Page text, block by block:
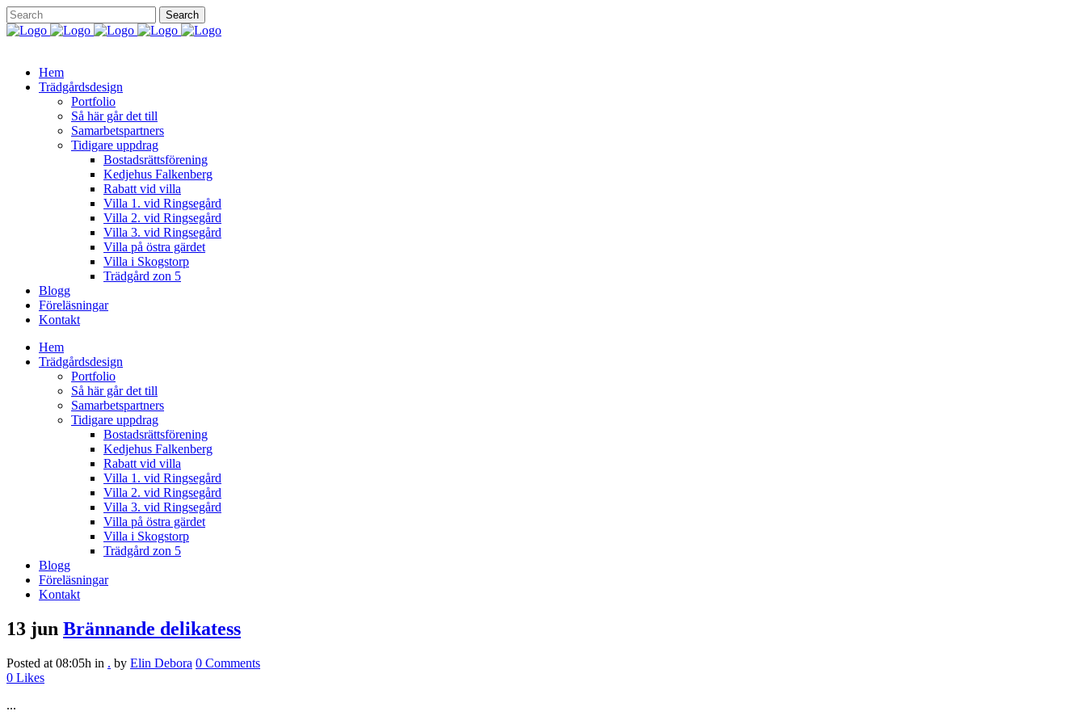
Hem
Trädgårdsdesign
Portfolio
Så här går det till
Samarbetspartners
Tidigare uppdrag
Bostadsrättsförening
Kedjehus Falkenberg
Rabatt vid villa
Villa 1. vid Ringsegård
Villa 2. vid Ringsegård
Villa 3. vid Ringsegård
Villa på östra gärdet
Villa i Skogstorp
Trädgård zon 5
Blogg
Föreläsningar
Kontakt
Hem
Trädgårdsdesign
Portfolio
Så här går det till
Samarbetspartners
Tidigare uppdrag
Bostadsrättsförening
Kedjehus Falkenberg
Rabatt vid villa
Villa 1. vid Ringsegård
Villa 2. vid Ringsegård
Villa 3. vid Ringsegård
Villa på östra gärdet
Villa i Skogstorp
Trädgård zon 5
Blogg
Föreläsningar
Kontakt
13 jun Brännande delikatess
Posted at 08:05h in . by Elin Debora 0 Comments
0 Likes
...